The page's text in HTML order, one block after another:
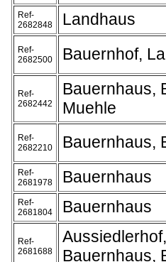
Ref-
2682848
Landhaus
Ref-
2682500
Bauernhof,
Ref-
2682442
Bauernhaus,
Muehle
Ref-
2682210
Bauernhaus,
Ref-
2681978
Bauernhaus
Ref-
2681804
Bauernhaus
Ref-
2681688
Aussiedlerhof,
Bauernhaus,